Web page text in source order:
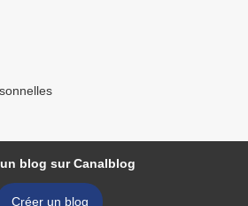
blog sur Canalblog
Créer un blog